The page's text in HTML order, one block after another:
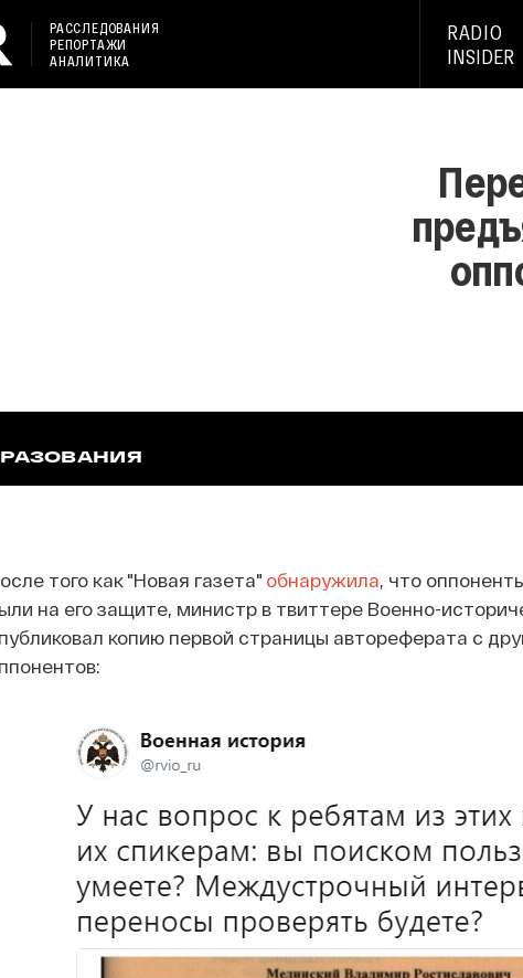
РАССЛЕДОВАНИЯ
РЕПОРТАЖИ
АНАЛИТИКА
RADIO
INSIDER
того как "Новая газета" обнаружила, что
на его защите, министр в твиттере Военно-
копию первой страницы автореферата с